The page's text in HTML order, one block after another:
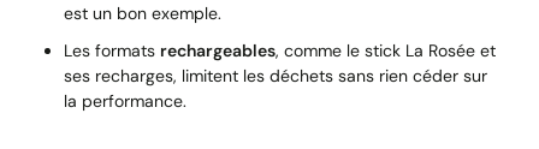
est un bon exemple.
Les formats rechargeables, comme le stick La Rosée et
ses recharges, limitent les déchets sans rien céder sur
la performance.